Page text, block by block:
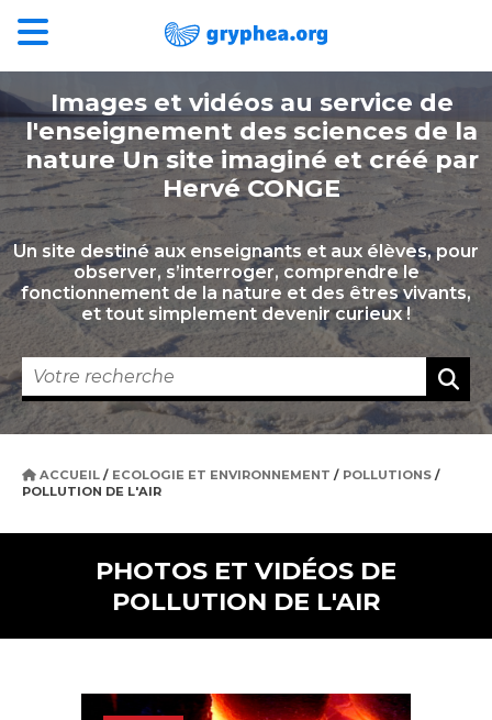
Images et vidéos au service de
l'enseignement des sciences de la
nature Un site imaginé et créé par
Hervé CONGE
Un site destiné aux enseignants et aux élèves, pour
observer, s’interroger, comprendre le
fonctionnement de la nature et des êtres vivants,
et tout simplement devenir curieux !
ACCUEIL / ECOLOGIE ET ENVIRONNEMENT / POLLUTIONS /
POLLUTION DE L'AIR
PHOTOS ET VIDÉOS DE
POLLUTION DE L'AIR